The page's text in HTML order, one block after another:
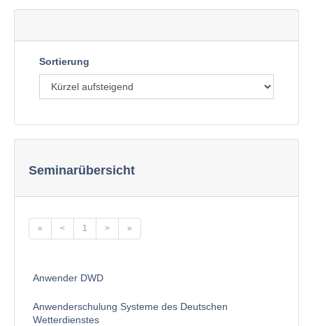
Sortierung
Seminarübersicht
« < 1 > »
Anwender DWD
Anwenderschulung Systeme des Deutschen
Wetterdienstes